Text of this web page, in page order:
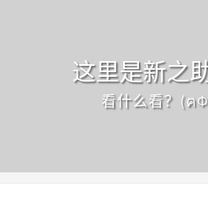
这里是新之
看什么看？(